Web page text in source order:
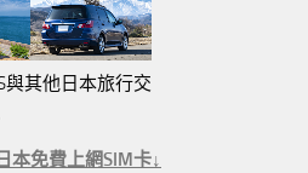
與其他日本旅行交
本免費上網SIM卡↓